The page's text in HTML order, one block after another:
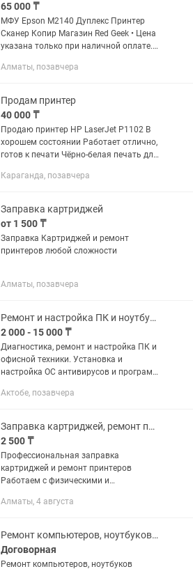
65 000 ₸
МФУ Epson M2140 Дуплекс Принтер
Сканер Копир Магазин Red Geek • Цена
указана только при наличной оплате.
которая на витрине • У нас вы можете
Алматы, позавчера
Продам принтер
40 000 ₸
Продаю принтер HP LaserJet P1102 В
хорошем состоянии Работает отлично,
готов к печати Чёрно‑белая печать для
новый картридж Лёгкий в
Караганда, позавчера
Заправка картриджей
от 1 500 ₸
Заправка Картриджей и ремонт
принтеров любой сложности
Алматы, позавчера
Ремонт и настройка ПК и ноутбуков
2 000 - 15 000 ₸
Диагностика, ремонт и настройка ПК и
офисной техники. Установка и
настройка ОС антивирусов и программ
elicence. Цистка ПК от пыли. Установка
Актобе, позавчера
Заправка картриджей, ремонт принтеров, с выездом
2 500 ₸
Профессиональная заправка
картриджей и ремонт принтеров
Работаем с физическими и
услуги: ✔ Заправка лазерных
восстановленных картриджей ✔...
Алматы, 4 августа
Ремонт компьютеров, ноутбуков принтеров, заправка картриджей
Договорная
Ремонт компьютеров, ноутбуков